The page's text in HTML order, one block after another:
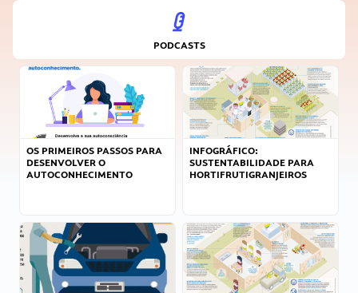
PODCASTS
OS PRIMEIROS PASSOS PARA
DESENVOLVER O
AUTOCONHECIMENTO
INFOGRÁFICO:
SUSTENTABILIDADE PARA
HORTIFRUTIGRANJEIROS